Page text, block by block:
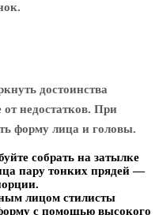
достоинства
недостатков. При
форму лица и головы.
собрать на затылке
пару тонких прядей —
лицом стилисты
с помощью высокого